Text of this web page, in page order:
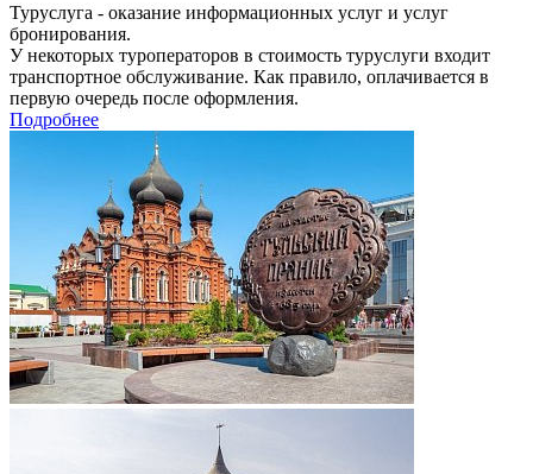
Туруслуга - оказание информационных услуг и услуг
бронирования.
У некоторых туроператоров в стоимость туруслуги входит
транспортное обслуживание. Как правило, оплачивается в
первую очередь после оформления.
Подробнее